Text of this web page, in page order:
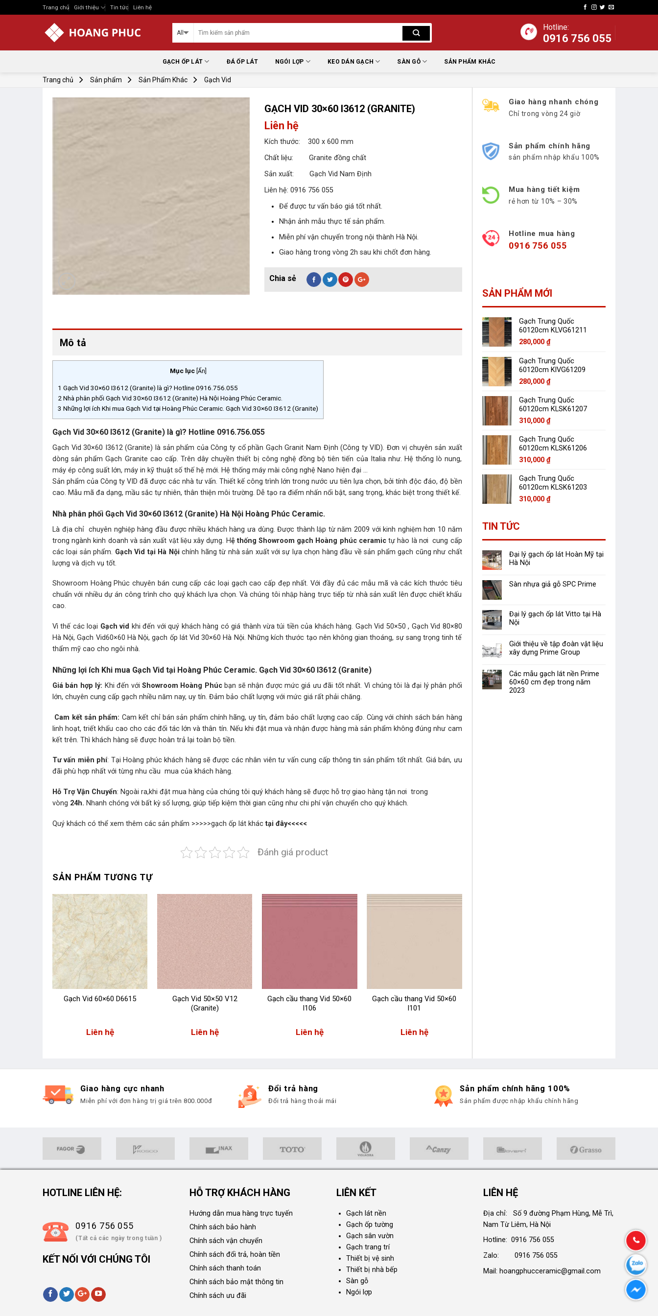
to
Trang chủ Giới thiệu Tin tức Liên hệ
Hotline:
0916 756 055
GẠCH ỐP LÁT ĐÁ ỐP LÁT NGÓI LỢP KEO DÁN GẠCH SÀN GỖ SẢN PHẨM KHÁC
Trang chủ Sản phẩm Sản Phẩm Khác Gạch Vid
GẠCH VID 30×60 I3612 (GRANITE)
Liên hệ
Kích thước: 300 x 600 mm
Chất liệu: Granite đồng chất
Sản xuất: Gạch Vid Nam Định
Liên hệ: 0916 756 055
Để được tư vấn báo giá tốt nhất.
Nhận ảnh mẫu thực tế sản phẩm.
Miễn phí vận chuyển trong nội thành Hà Nội.
Giao hàng trong vòng 2h sau khi chốt đơn hàng.
Mô tả
Mục lục Ẩn
1 Gạch Vid 30×60 I3612 (Granite) là gì? Hotline 0916.756.055
2 Nhà phân phối Gạch Vid 30×60 I3612 (Granite) Hà Nội Hoàng Phúc Ceramic.
3 Những lợi ích Khi mua Gạch Vid tại Hoàng Phúc Ceramic. Gạch Vid 30×60 I3612 (Granite)
Gạch Vid 30×60 I3612 (Granite) là gì? Hotline 0916.756.055
Gạch Vid 30×60 I3612 (Granite) là sản phẩm của Công ty cổ phần Gạch Granit Nam Định (Công ty VID). Đơn vị chuyên sản xuất
dòng sản phẩm Gạch Granite cao cấp. Trên dây chuyền thiết bị công nghệ đồng bộ tiên tiến của Italia như. Hệ thống lò nung,
máy ép công suất lớn, máy in kỹ thuật số thế hệ mới. Hệ thống máy mài công nghệ Nano hiện đại …
Sản phẩm của Công ty VID đã được các nhà tư vấn. Thiết kế công trình lớn trong nước ưu tiên lựa chọn, bởi tính độc đáo, độ bền
cao. Mẫu mã đa dạng, mầu sắc tự nhiên, thân thiện môi trường. Dễ tạo ra điểm nhấn nổi bật, sang trọng, khác biệt trong thiết kế.
Nhà phân phối Gạch Vid 30×60 I3612 (Granite) Hà Nội Hoàng Phúc Ceramic.
Là địa chỉ chuyên nghiệp hàng đầu được nhiều khách hàng ưa dùng. Được thành lập từ năm 2009 với kinh nghiệm hơn 10 năm
trong ngành kinh doanh và sản xuất vật liệu xây dựng. Hệ thống Showroom gạch Hoàng phúc ceramictự hào là nơi cung cấp
các loại sản phẩm. Gạch Vid tại Hà Nộichính hãng từ nhà sản xuất với sự lựa chọn hàng đầu về sản phẩm gạch cũng như chất
lượng và dịch vụ tốt.
Showroom Hoàng Phúc chuyên bán cung cấp các loại gạch cao cấp đẹp nhất. Với đầy đủ các mẫu mã và các kích thước tiêu
chuẩn với nhiều dự án công trình cho quý khách lựa chọn. Và chúng tôi nhập hàng trực tiếp từ nhà sản xuất lên được chiết khấu
cao.
Vì thế các loại Gạch vid khi đến với quý khách hàng có giá thành vừa túi tiền của khách hàng. Gạch Vid 50×50 , Gạch Vid 80×80
Hà Nội, Gạch Vid60×60 Hà Nội, gạch ốp lát Vid 30×60 Hà Nội. Những kích thước tạo nên không gian thoáng, sự sang trọng tinh tế
thẩm mỹ cao cho ngôi nhà.
Những lợi ích Khi mua Gạch Vid tại Hoàng Phúc Ceramic. Gạch Vid 30×60 I3612 (Granite)
Giá bán hợp lý: Khi đến với Showroom Hoàng Phúcbạn sẽ nhận được mức giá ưu đãi tốt nhất. Vì chúng tôi là đại lý phân phối
lớn, chuyên cung cấp gạch nhiều năm nay, uy tín. Đảm bảo chất lượng với mức giá rất phải chăng.
Cam kết sản phẩm: Cam kết chỉ bán sản phẩm chính hãng, uy tín, đảm bảo chất lượng cao cấp. Cùng với chính sách bán hàng
linh hoạt, triết khấu cao cho các đối tác lớn và thân tín. Nếu khi đặt mua và nhận được hàng mà sản phẩm không đúng như cam
kết trên. Thì khách hàng sẽ được hoàn trả lại toàn bộ tiền.
Tư vấn miễn phí: Tại Hoàng phúc khách hàng sẽ được các nhân viên tư vấn cung cấp thông tin sản phẩm tốt nhất. Giá bán, ưu
đãi phù hợp nhất với từng nhu cầu mua của khách hàng.
Hỗ Trợ Vận Chuyển: Ngoài ra,khi đặt mua hàng của chúng tôi quý khách hàng sẽ được hỗ trợ giao hàng tận nơi trong
vòng 24h. Nhanh chóng với bất kỳ số lượng, giúp tiếp kiệm thời gian cũng như chi phí vận chuyển cho quý khách.
Quý khách có thể xem thêm các sản phẩm >>>>>gạch ốp lát khác tại đây<<<<<
Đánh giá product
SẢN PHẨM TƯƠNG TỰ
Gạch Vid 60×60 D6615
Liên hệ
Gạch Vid 50×50 V12
(Granite)
Liên hệ
Gạch cầu thang Vid 50×60
I106
Liên hệ
Gạch cầu thang Vid 50×60
I101
Liên hệ
Giao hàng nhanh chóng
Chỉ trong vòng 24 giờ
Sản phẩm chính hãng
sản phẩm nhập khẩu 100%
Mua hàng tiết kiệm
rẻ hơn từ 10% – 30%
Hotline mua hàng
0916 756 055
SẢN PHẨM MỚI
Gạch Trung Quốc
60120cm KLVG61211
280,000 ₫
Gạch Trung Quốc
60120cm KlVG61209
280,000 ₫
Gạch Trung Quốc
60120cm KLSK61207
310,000 ₫
Gạch Trung Quốc
60120cm KLSK61206
310,000 ₫
Gạch Trung Quốc
60120cm KLSK61203
310,000 ₫
TIN TỨC
Đại lý gạch ốp lát Hoàn Mỹ tại
Hà Nội
Sàn nhựa giả gỗ SPC Prime
Đại lý gạch ốp lát Vitto tại Hà
Nội
Giới thiệu về tập đoàn vật liệu
xây dựng Prime Group
Các mẫu gạch lát nền Prime
60×60 cm đẹp trong năm
2023
Giao hàng cực nhanh
Miễn phí với đơn hàng trị giá trên 800.000đ
Đổi trả hàng
Đổi trả hàng thoải mái
Sản phẩm chính hãng 100%
Sản phẩm được nhập khẩu chính hãng
HOTLINE LIÊN HỆ:
0916 756 055
(Tất cả các ngày trong tuần )
KẾT NỐI VỚI CHÚNG TÔI
HỖ TRỢ KHÁCH HÀNG
Hướng dẫn mua hàng trực tuyến
Chính sách bảo hành
Chính sách vận chuyển
Chính sách đổi trả, hoàn tiền
Chính sách thanh toán
Chính sách bảo mật thông tin
Chính sách ưu đãi
LIÊN KẾT
Gạch lát nền
Gạch ốp tường
Gạch sân vườn
Gạch trang trí
Thiết bị vệ sinh
Thiết bị nhà bếp
Sàn gỗ
Ngói lợp
LIÊN HỆ
Địa chỉ: Số 9 đường Phạm Hùng, Mễ Trì,
Nam Từ Liêm, Hà Nội
Hotline: 0916 756 055
Zalo: 0916 756 055
Mail: hoangphucceramic@gmail.com